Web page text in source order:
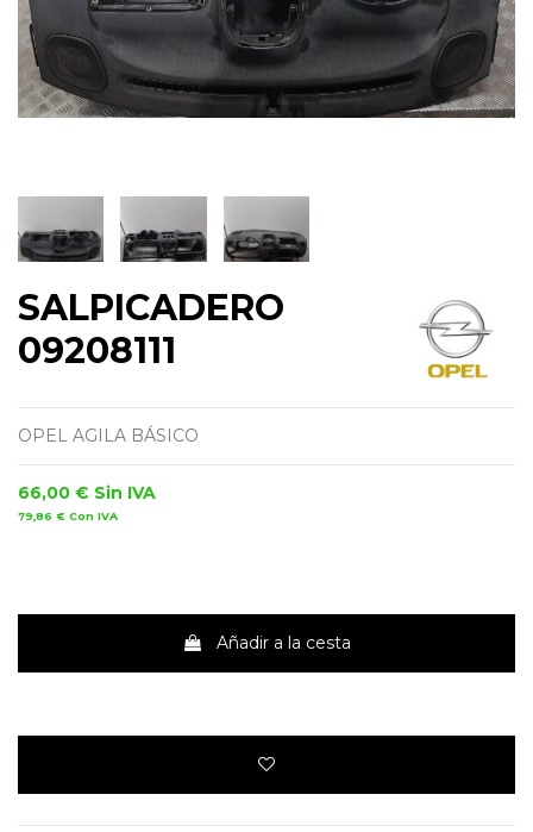
SALPICADERO
09208111
OPEL AGILA BÁSICO
66,00 € Sin IVA
79,86 € Con IVA
Añadir a la cesta